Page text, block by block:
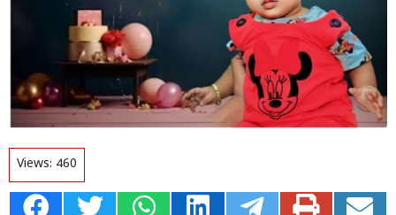
Views: 460